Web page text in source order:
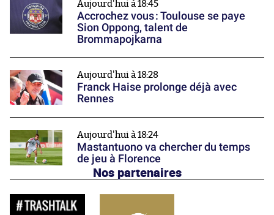
Aujourd'hui à 18:45
Accrochez vous : Toulouse se paye
Sion Oppong, talent de
Brommapojkarna
Aujourd'hui à 18:28
Franck Haise prolonge déjà avec
Rennes
Aujourd'hui à 18:24
Mastantuono va chercher du temps
de jeu à Florence
Nos partenaires